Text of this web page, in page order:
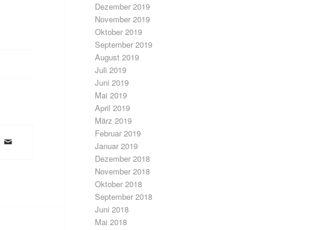
Dezember 2019
November 2019
Oktober 2019
September 2019
August 2019
Juli 2019
Juni 2019
Mai 2019
April 2019
März 2019
Februar 2019
Januar 2019
Dezember 2018
November 2018
Oktober 2018
September 2018
Juni 2018
Mai 2018